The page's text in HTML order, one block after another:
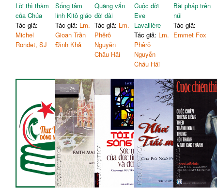
Lời thì thầm
của Chúa
Tác giả:
Michel
Rondet, SJ
Sống tâm
linh Kitô giáo
Tác giả: Lm.
Gioan Trần
Đình Khả
Quãng vắn
đời dài
Tác giả: Lm.
Phêrô
Nguyễn
Châu Hải
Cuộc đời
Eve
Lavallière
Tác giả: Lm.
Phêrô
Nguyễn
Châu Hải
Bài pháp trên
núi
Tác giả:
Emmet Fox